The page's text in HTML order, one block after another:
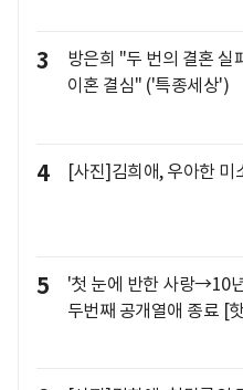
3
방은희 "두 번의 결혼 실
이혼 결심" ('특종세상')
4 [사진]김희애, 우아한 미
5
'첫 눈에 반한 사랑→10
두번째 공개열애 종료 [